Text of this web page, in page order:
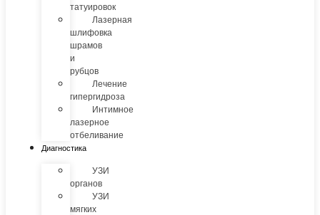
татуировок
Лазерная
шлифовка
шрамов
и
рубцов
Лечение
гипергидроза
Интимное
лазерное
отбеливание
Диагностика
УЗИ
органов
УЗИ
мягких